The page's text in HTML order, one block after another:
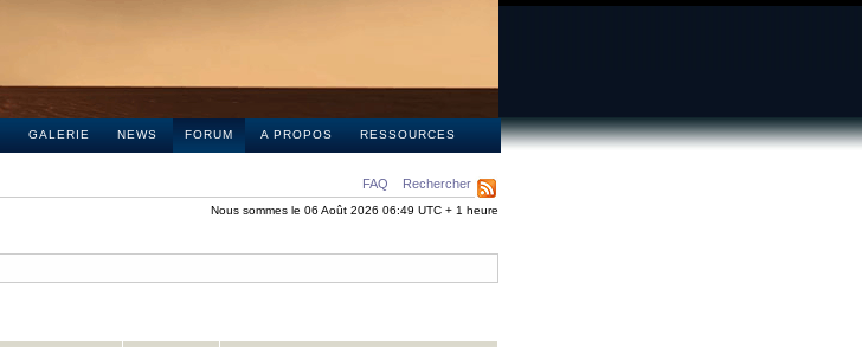
GALERIE NEWS FORUM A PROPOS RESSOURCES
FAQ Rechercher
Nous sommes le 06 Août 2026 06:49 UTC + 1 heure